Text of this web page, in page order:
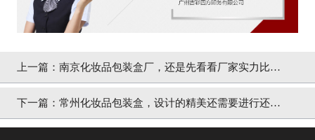
上一篇： 南京化妆品包装盒厂，还是先看看厂家实力比较
好[吉彩四方]
下一篇： 常州化妆品包装盒，设计的精美还需要进行还原